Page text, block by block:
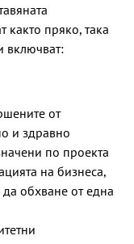
както пряко, така
включват:
от
и здравно
по проекта
на бизнеса,
обхване от една